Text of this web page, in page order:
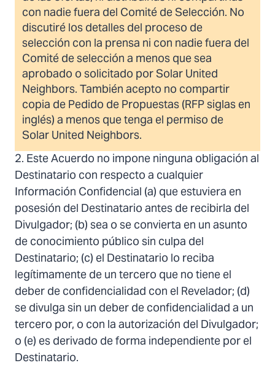
con nadie fuera del Comité de Selección. No
discutiré los detalles del proceso de
selección con la prensa ni con nadie fuera del
Comité de selección a menos que sea
aprobado o solicitado por Solar United
Neighbors. También acepto no compartir
copia de Pedido de Propuestas (RFP siglas en
inglés) a menos que tenga el permiso de
Solar United Neighbors.
2. Este Acuerdo no impone ninguna obligación al
Destinatario con respecto a cualquier
Información Confidencial (a) que estuviera en
posesión del Destinatario antes de recibirla del
Divulgador; (b) sea o se convierta en un asunto
de conocimiento público sin culpa del
Destinatario; (c) el Destinatario lo reciba
legítimamente de un tercero que no tiene el
deber de confidencialidad con el Revelador; (d)
se divulga sin un deber de confidencialidad a un
tercero por, o con la autorización del Divulgador;
o (e) es derivado de forma independiente por el
Destinatario.